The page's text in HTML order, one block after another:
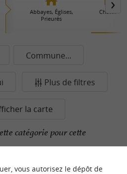
Abbayes, Églises,
Prieurés
Châteaux
Commune...
Plus de filtres
la carte
catégorie pour cette
vous autorisez le dépôt de